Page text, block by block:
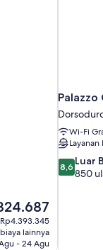
lainnya
- 24 Agu
Palazzo
Wi-Fi
Layanan
8.6
dari
8,6 Luar
850